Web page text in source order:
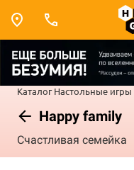
Каталог Настольные игры
Happy family
Счастливая семейка